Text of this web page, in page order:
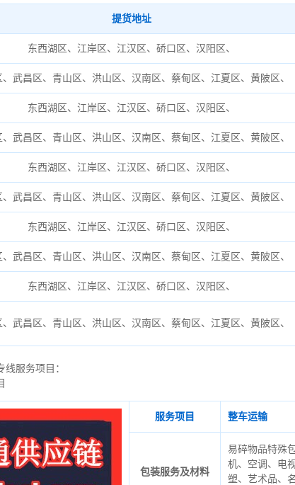
提货地址
东西湖区、江岸区、江汉区、硚口区、汉阳区、
、武昌区、青山区、洪山区、汉南区、蔡甸区、江夏区、黄陂区、
东西湖区、江岸区、江汉区、硚口区、汉阳区、
、武昌区、青山区、洪山区、汉南区、蔡甸区、江夏区、黄陂区、
东西湖区、江岸区、江汉区、硚口区、汉阳区、
、武昌区、青山区、洪山区、汉南区、蔡甸区、江夏区、黄陂区、
东西湖区、江岸区、江汉区、硚口区、汉阳区、
、武昌区、青山区、洪山区、汉南区、蔡甸区、江夏区、黄陂区、
东西湖区、江岸区、江汉区、硚口区、汉阳区、
、武昌区、青山区、洪山区、汉南区、蔡甸区、江夏区、黄陂区、
服务项目：
服务项目 整车运输
包装服务及材料
易碎物品特殊
机、空调、电
塑、艺术品、